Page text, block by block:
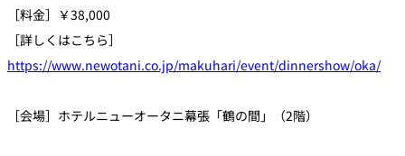
［料金］￥38,000
［詳しくはこちら］
https://www.newotani.co.jp/makuhari/event/dinnershow/oka/
［会場］ホテルニューオータニ幕張「鶴の間」（2階）